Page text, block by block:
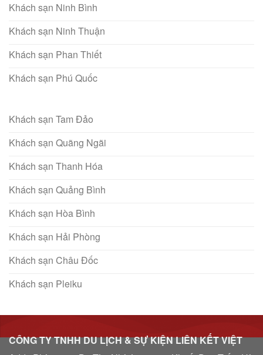
Khách sạn Ninh Bình
Khách sạn Ninh Thuận
Khách sạn Phan Thiết
Khách sạn Phú Quốc
Khách sạn Tam Đảo
Khách sạn Quãng Ngãi
Khách sạn Thanh Hóa
Khách sạn Quảng Bình
Khách sạn Hòa Bình
Khách sạn Hải Phòng
Khách sạn Châu Đốc
Khách sạn Pleiku
CÔNG TY TNHH DU LỊCH & SỰ KIỆN LIÊN KẾT VIỆT